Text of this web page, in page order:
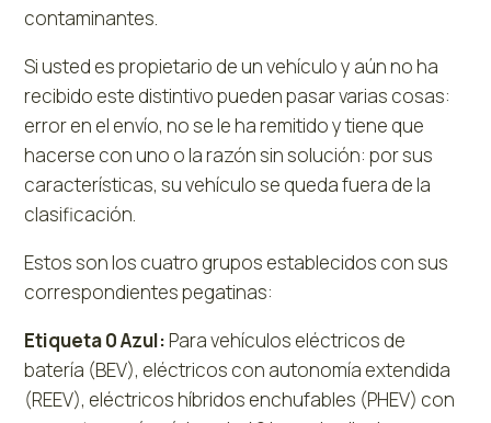
contaminantes.
Si usted es propietario de un vehículo y aún no ha
recibido este distintivo pueden pasar varias cosas:
error en el envío, no se le ha remitido y tiene que
hacerse con uno o la razón sin solución: por sus
características, su vehículo se queda fuera de la
clasificación.
Estos son los cuatro grupos establecidos con sus
correspondientes pegatinas:
Etiqueta 0 Azul:Para vehículos eléctricos de
batería (BEV), eléctricos con autonomía extendida
(REEV), eléctricos híbridos enchufables (PHEV) con